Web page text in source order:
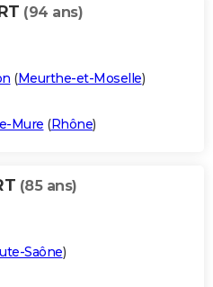
(94 ans)
(Meurthe-et-Moselle)
Mure (Rhône)
(85 ans)
Saône)